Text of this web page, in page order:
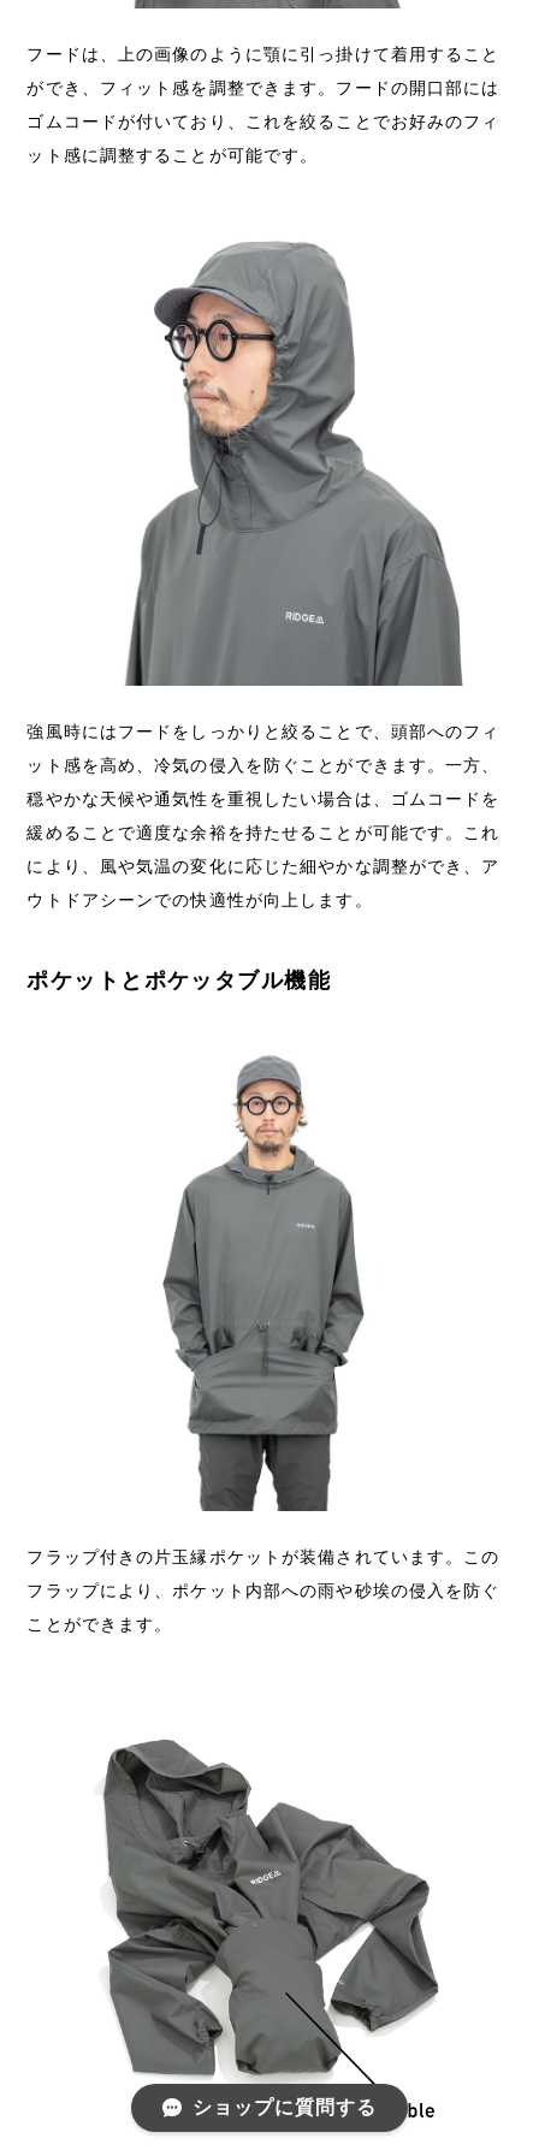
フードは、上の画像のように顎に引っ掛けて着用すること
ができ、フィット感を調整できます。フードの開口部には
ゴムコードが付いており、これを絞ることでお好みのフィ
ット感に調整することが可能です。
強風時にはフードをしっかりと絞ることで、頭部へのフィ
ット感を高め、冷気の侵入を防ぐことができます。一方、
穏やかな天候や通気性を重視したい場合は、ゴムコードを
緩めることで適度な余裕を持たせることが可能です。これ
により、風や気温の変化に応じた細やかな調整ができ、ア
ウトドアシーンでの快適性が向上します。
ポケットとポケッタブル機能
フラップ付きの片玉縁ポケットが装備されています。この
フラップにより、ポケット内部への雨や砂埃の侵入を防ぐ
ことができます。
ショップに質問する